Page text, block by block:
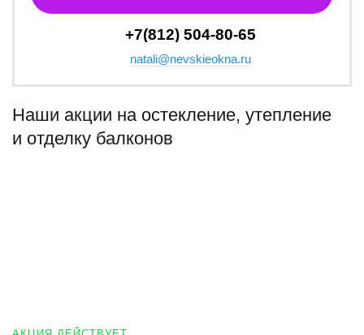
+7(812) 504-80-65
natali@nevskieokna.ru
Наши акции на остекление, утепление
и отделку балконов